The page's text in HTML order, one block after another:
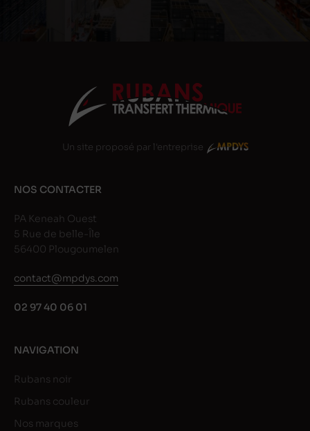
Un site proposé par l'entreprise
NOS CONTACTER
PA Keneah Ouest
5 Rue de belle-Île
56400 Plougoumelen
contact@mpdys.com
02 97 40 06 01
NAVIGATION
Rubans noir
Rubans couleur
Nos marques